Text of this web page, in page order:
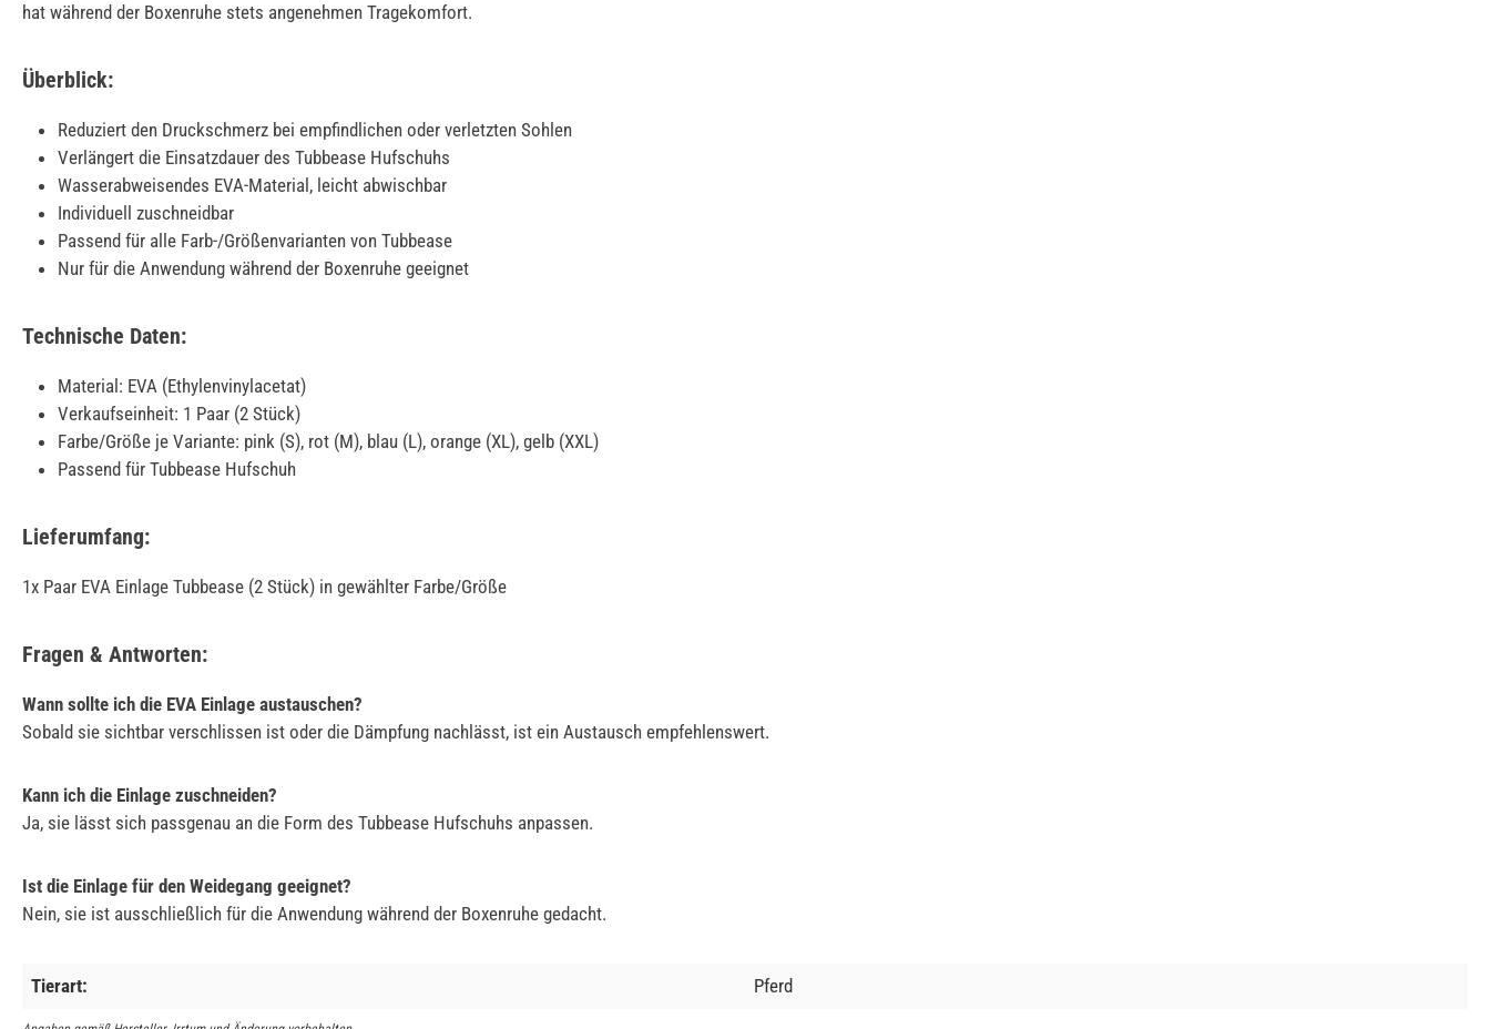
hat während der Boxenruhe stets angenehmen Tragekomfort.
Überblick:
Reduziert den Druckschmerz bei empfindlichen oder verletzten Sohlen
Verlängert die Einsatzdauer des Tubbease Hufschuhs
Wasserabweisendes EVA-Material, leicht abwischbar
Individuell zuschneidbar
Passend für alle Farb-/Größenvarianten von Tubbease
Nur für die Anwendung während der Boxenruhe geeignet
Technische Daten:
Material: EVA (Ethylenvinylacetat)
Verkaufseinheit: 1 Paar (2 Stück)
Farbe/Größe je Variante: pink (S), rot (M), blau (L), orange (XL), gelb (XXL)
Passend für Tubbease Hufschuh
Lieferumfang:
1x Paar EVA Einlage Tubbease (2 Stück) in gewählter Farbe/Größe
Fragen & Antworten:
Wann sollte ich die EVA Einlage austauschen?
Sobald sie sichtbar verschlissen ist oder die Dämpfung nachlässt, ist ein Austausch empfehlenswert.
Kann ich die Einlage zuschneiden?
Ja, sie lässt sich passgenau an die Form des Tubbease Hufschuhs anpassen.
Ist die Einlage für den Weidegang geeignet?
Nein, sie ist ausschließlich für die Anwendung während der Boxenruhe gedacht.
Tierart: Pferd